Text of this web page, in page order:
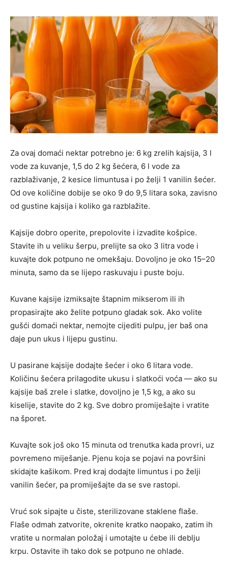
Za ovaj domaći nektar potrebno je: 6 kg zrelih kajsija, 3 l
vode za kuvanje, 1,5 do 2 kg šećera, 6 l vode za
razblaživanje, 2 kesice limuntusa i po želji 1 vanilin šećer.
Od ove količine dobije se oko 9 do 9,5 litara soka, zavisno
od gustine kajsija i koliko ga razblažite.
Kajsije dobro operite, prepolovite i izvadite košpice.
Stavite ih u veliku šerpu, prelijte sa oko 3 litra vode i
kuvajte dok potpuno ne omekšaju. Dovoljno je oko 15–20
minuta, samo da se lijepo raskuvaju i puste boju.
Kuvane kajsije izmiksajte štapnim mikserom ili ih
propasirajte ako želite potpuno gladak sok. Ako volite
gušći domaći nektar, nemojte cijediti pulpu, jer baš ona
daje pun ukus i lijepu gustinu.
U pasirane kajsije dodajte šećer i oko 6 litara vode.
Količinu šećera prilagodite ukusu i slatkoći voća — ako su
kajsije baš zrele i slatke, dovoljno je 1,5 kg, a ako su
kiselije, stavite do 2 kg. Sve dobro promiješajte i vratite
na šporet.
Kuvajte sok još oko 15 minuta od trenutka kada provri, uz
povremeno miješanje. Pjenu koja se pojavi na površini
skidajte kašikom. Pred kraj dodajte limuntus i po želji
vanilin šećer, pa promiješajte da se sve rastopi.
Vruć sok sipajte u čiste, sterilizovane staklene flaše.
Flaše odmah zatvorite, okrenite kratko naopako, zatim ih
vratite u normalan položaj i umotajte u ćebe ili deblju
krpu. Ostavite ih tako dok se potpuno ne ohlade.